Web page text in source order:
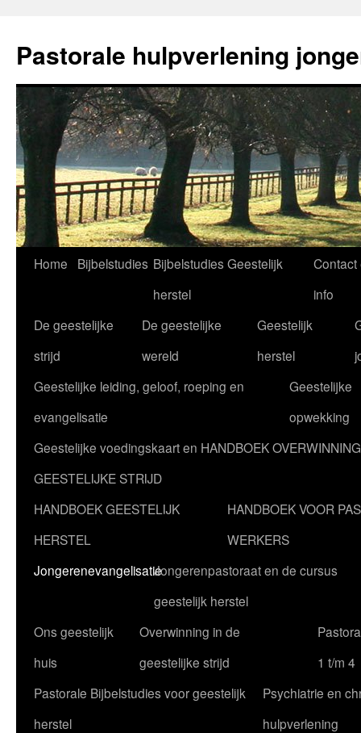
de
inhoud
Pastorale hulpverlening
Home Bijbelstudies Bijbelstudies Geestelijk
herstel
Contact
info
De geestelijke
strijd
De geestelijke
wereld
Geestelijk
herstel
Geestelijke leiding, geloof, roeping en
evangelisatie
Geestelijke
opwekking
Geestelijke voedingskaart en HANDBOEK
GEESTELIJKE STRIJD
HANDBOEK GEESTELIJK
HERSTEL
HANDBOEK VOOR
WERKERS
JongerenevangelisatieJongerenpastoraat en de cursus
geestelijk herstel
Ons geestelijk
huis
Overwinning in de
geestelijke strijd
1 t/m 4
Pastorale Bijbelstudies voor geestelijk
herstel
Psychiatrie en
hulpverlening